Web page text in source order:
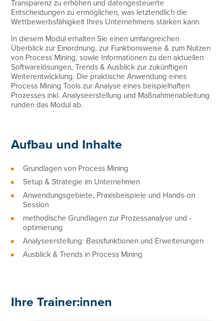
Transparenz zu erhöhen und datengesteuerte
Entscheidungen zu ermöglichen, was letztendlich die
Wettbewerbsfähigkeit Ihres Unternehmens stärken kann.
In diesem Modul erhalten Sie einen umfangreichen
Überblick zur Einordnung, zur Funktionsweise & zum Nutzen
von Process Mining, sowie Informationen zu den aktuellen
Softwarelösungen, Trends & Ausblick zur zukünftigen
Weiterentwicklung. Die praktische Anwendung eines
Process Mining Tools zur Analyse eines beispielhaften
Prozesses inkl. Analyseerstellung und Maßnahmenableitung
runden das Modul ab.
Aufbau und Inhalte
Grundlagen von Process Mining
Setup & Strategie im Unternehmen
Anwendungsgebiete, Praxisbeispiele und Hands-on
Session
methodische Grundlagen zur Prozessanalyse und -
optimierung
Analyseerstellung: Basisfunktionen und Erweiterungen
Ausblick & Trends in Process Mining
Ihre Trainer:innen